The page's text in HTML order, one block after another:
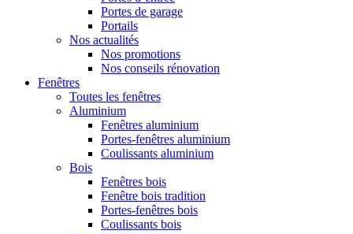
Portes de garage
Portails
Nos actualités
Nos promotions
Nos conseils rénovation
Fenêtres
Toutes les fenêtres
Aluminium
Fenêtres aluminium
Portes-fenêtres aluminium
Coulissants aluminium
Bois
Fenêtres bois
Fenêtre bois tradition
Portes-fenêtres bois
Coulissants bois